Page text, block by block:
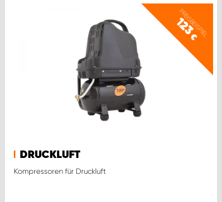
PREISBEISPIEL
123
€
DRUCKLUFT
Kompressoren für Druckluft